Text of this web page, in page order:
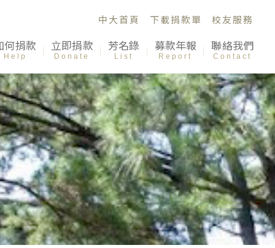
中大首頁 下載捐款單 校友服務
何捐款
Help
立即捐款
Donate
芳名錄
List
募款年報
Report
聯絡我們
Contact